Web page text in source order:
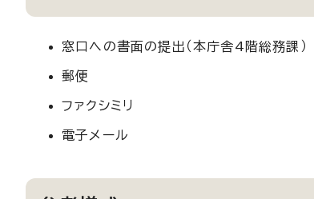
窓口への書面の提出（本庁舎4階総務課）
郵便
ファクシミリ
電子メール